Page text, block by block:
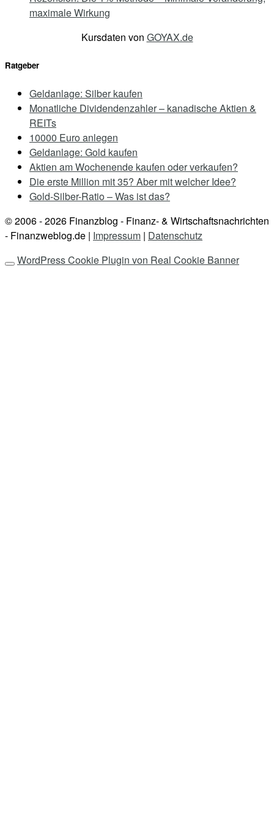
maximale Wirkung
Kursdaten von GOYAX.de
Ratgeber
Geldanlage: Silber kaufen
Monatliche Dividendenzahler – kanadische Aktien &
REITs
10000 Euro anlegen
Geldanlage: Gold kaufen
Aktien am Wochenende kaufen oder verkaufen?
Die erste Million mit 35? Aber mit welcher Idee?
Gold-Silber-Ratio – Was ist das?
© 2006 - 2026 Finanzblog - Finanz- & Wirtschaftsnachrichten
- Finanzweblog.de | Impressum | Datenschutz
WordPress Cookie Plugin von Real Cookie Banner